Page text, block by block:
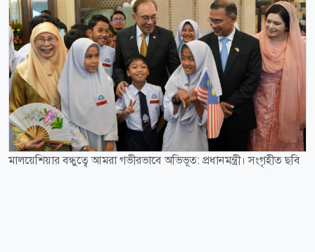
মালয়েশিয়ার বন্ধুত্বে আমরা গভীরভাবে অভিভূত: প্রধানমন্ত্রী। সংগৃহীত ছবি